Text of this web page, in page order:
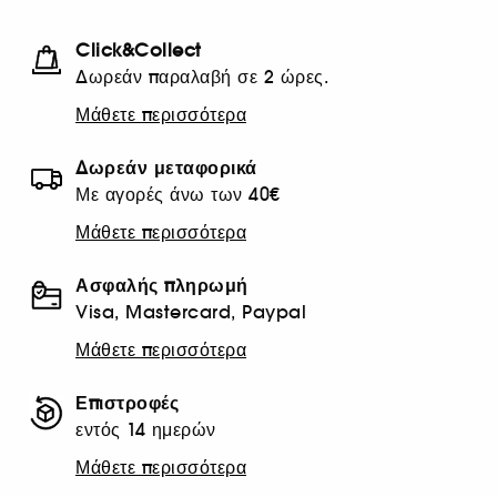
Click&Collect
Δωρεάν παραλαβή σε 2 ώρες.
Μάθετε περισσότερα
Δωρεάν μεταφορικά
Με αγορές άνω των 40€
Μάθετε περισσότερα
Ασφαλής πληρωμή
Visa, Mastercard, Paypal
Μάθετε περισσότερα
Επιστροφές
εντός 14 ημερών
Μάθετε περισσότερα